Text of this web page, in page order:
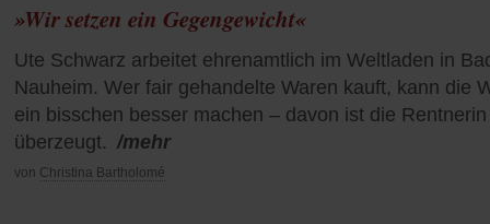
»Wir setzen ein Gegengewicht«
Ute Schwarz arbeitet ehrenamtlich im Weltladen in
Nauheim. Wer fair gehandelte Waren kauft, kann die
ein bisschen besser machen – davon ist die Rentnerin
überzeugt. /mehr
von Christina Bartholomé